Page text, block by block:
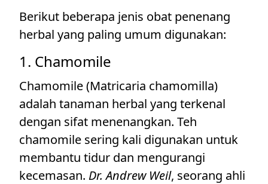
Berikut beberapa jenis obat penenang
herbal yang paling umum digunakan:
1. Chamomile
Chamomile (Matricaria chamomilla)
adalah tanaman herbal yang terkenal
dengan sifat menenangkan. Teh
chamomile sering kali digunakan untuk
membantu tidur dan mengurangi
kecemasan. Dr. Andrew Weil, seorang ahli